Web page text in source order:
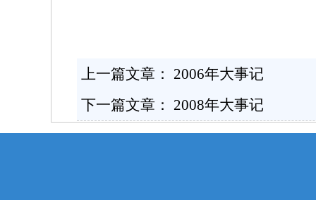
上一篇文章： 2006年大事记
下一篇文章： 2008年大事记